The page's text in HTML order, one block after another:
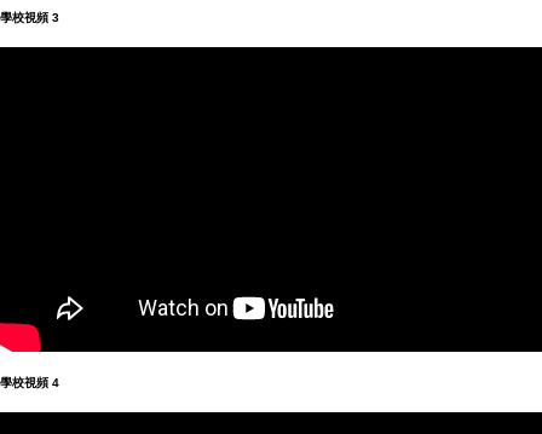
學校視頻 3
學校視頻 4